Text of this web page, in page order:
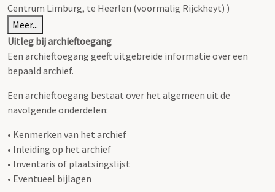
Centrum Limburg, te Heerlen (voormalig Rijckheyt) )
Meer...
Uitleg bij archieftoegang
Een archieftoegang geeft uitgebreide informatie over een
bepaald archief.
Een archieftoegang bestaat over het algemeen uit de
navolgende onderdelen:
• Kenmerken van het archief
• Inleiding op het archief
• Inventaris of plaatsingslijst
• Eventueel bijlagen